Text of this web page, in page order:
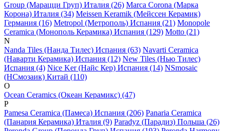
Group (Марацци Груп) Италия (26) Marca Corona (Марка
Корона) Италия (34) Meissen Keramik (Мейсcен Керамик)
Германия (16) Metropol (Метрополь) Испания (21) Monopole
Ceramica (Монополь Керамика) Испания (129) Motto (21)
N
Nanda Tiles (Нанда Тилес) Испания (63) Navarti Ceramica
(Наварти Керамика) Испания (12) New Tiles (Нью Тилес)
Испания (4) Nice Ker (Найс Кер) Испания (14) NSmosaic
(НСмозаик) Китай (110)
O
Ocean Ceramics (Океан Керамикс) (47)
P
Pamesa Ceramica (Памеса) Испания (206) Panaria Ceramica
(Панария Керамика) Италия (9) Paradyz (Парадиз) Польша (26)